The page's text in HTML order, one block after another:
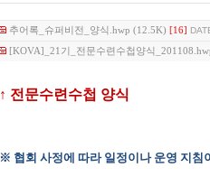
추어록_슈퍼비전_양식.hwp (12.5K) [16]
[KOVA]_21기_전문수련수첩양식
↑ 전문수련수첩 양식
※ 협회 사정에 따라 일정이나 운영 지침